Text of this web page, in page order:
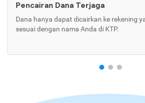
Pencairan Dana Terjaga
Dana hanya dapat dicairkan ke rekening
sesuai dengan nama Anda di KTP.